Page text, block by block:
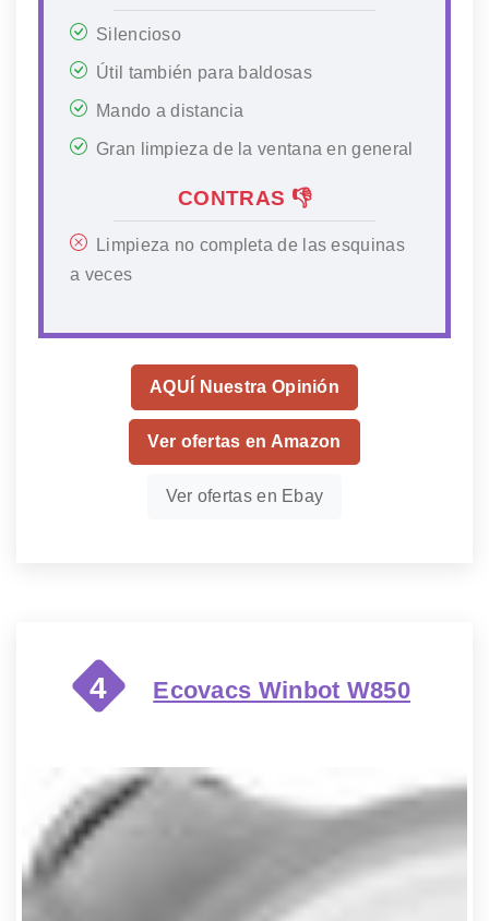
Silencioso
Útil también para baldosas
Mando a distancia
Gran limpieza de la ventana en general
CONTRAS 👎
Limpieza no completa de las esquinas
a veces
AQUÍ Nuestra Opinión
Ver ofertas en Amazon
Ver ofertas en Ebay
4 Ecovacs Winbot W850